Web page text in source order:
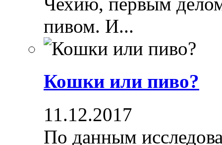
пивом. И...
Кошки или пиво?
11.12.2017
По данным